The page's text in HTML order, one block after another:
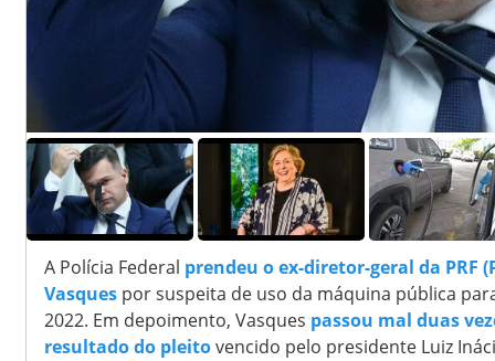
A Polícia Federal prendeu o ex-diretor-geral da PRF
Vasques por suspeita de uso da máquina pública
2022. Em depoimento, Vasques passou mal duas
resultado do pleitovencido pelo presidente Luiz